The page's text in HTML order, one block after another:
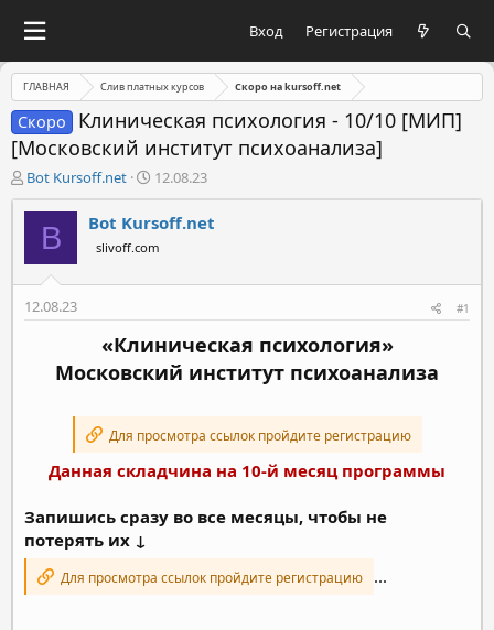
Вход Регистрация
ГЛАВНАЯ Слив платных курсов Скоро на kursoff.net
Скоро
Клиническая психология - 10/10 [МИП]
[Московский институт психоанализа]
А
в
т
м
Bot Kursoff.net
Д
а
т
а
н
а
а
12.08.23
B Bot Kursoff.net
slivoff.com
12.08.23 #1
«Клиническая психология»
Московский институт психоанализа
Для просмотра ссылок пройдите регистрацию
Данная складчина на 10-й месяц программы
Запишись сразу во все месяцы, чтобы не
потерять их ↓
Для просмотра ссылок пройдите регистрацию ...